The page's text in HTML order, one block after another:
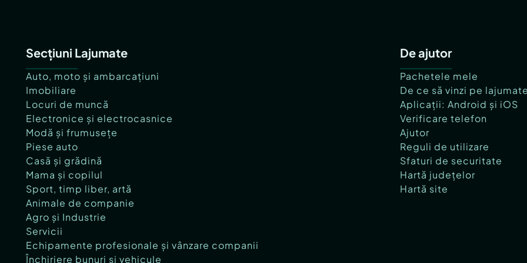
Secțiuni Lajumate
Auto, moto și ambarcațiuni
Imobiliare
Locuri de muncă
Electronice și electrocasnice
Modă și frumusețe
Piese auto
Casă și grădină
Mama și copilul
Sport, timp liber, artă
Animale de companie
Agro și Industrie
Servicii
Echipamente profesionale și vânzare companii
Închiriere bunuri și vehicule
De ajutor
Pachetele mele
De ce să vinzi pe
Aplicații: Android și iOS
Verificare telefon
Ajutor
Reguli de utilizare
Sfaturi de securitate
Hartă județelor
Hartă site